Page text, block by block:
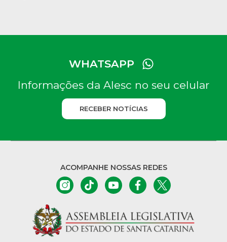
WHATSAPP
Informações da Alesc no seu celular
RECEBER NOTÍCIAS
ACOMPANHE NOSSAS REDES